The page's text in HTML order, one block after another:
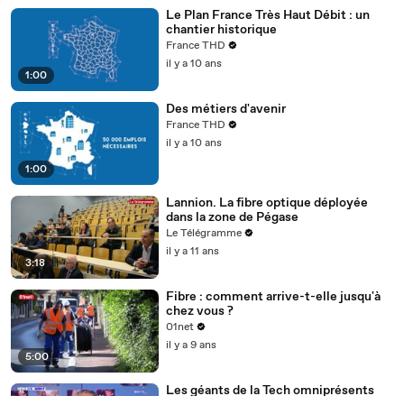
1:00
Le Plan France Très Haut Débit : un
chantier historique
France THD
il y a 10 ans
1:00
Des métiers d'avenir
France THD
il y a 10 ans
3:18
Lannion. La fibre optique déployée
dans la zone de Pégase
Le Télégramme
il y a 11 ans
5:00
Fibre : comment arrive-t-elle jusqu'à
chez vous ?
01net
il y a 9 ans
Les géants de la Tech omniprésents